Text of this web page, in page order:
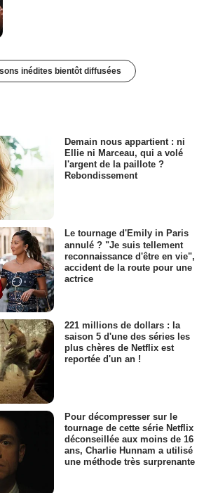
inédites bientôt diffusées
Demain nous appartient : ni
Ellie ni Marceau, qui a volé
l'argent de la paillote ?
Rebondissement
Le tournage d'Emily in Paris
annulé ? "Je suis tellement
reconnaissance d'être en vie",
accident de la route pour une
actrice
221 millions de dollars : la
saison 5 d'une des séries les
plus chères de Netflix est
reportée d'un an !
Pour décompresser sur le
tournage de cette série Netflix
déconseillée aux moins de 16
ans, Charlie Hunnam a utilisé
une méthode très surprenante